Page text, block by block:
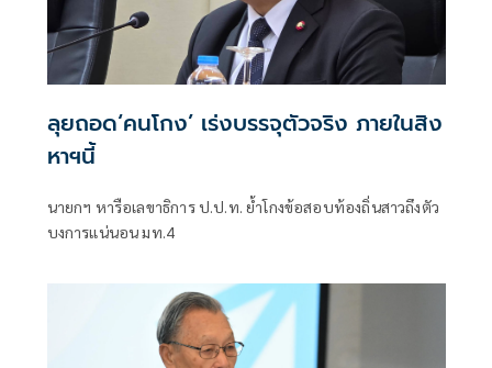
ลุยถอด‘คนโกง’ เร่งบรรจุตัวจริง ภายในสิง
หาฯนี้
นายกฯ หารือเลขาธิการ ป.ป.ท. ย้ำโกงข้อสอบท้องถิ่นสาวถึงตัว
บงการแน่นอน มท.4